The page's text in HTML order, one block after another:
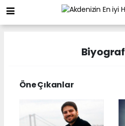
Öne Çıkanlar